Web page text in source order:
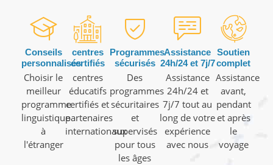
Conseils
personnalisés
Choisir le
meilleur
programme
linguistique
à
l'étranger
centres
certifiés
centres
éducatifs
certifiés et
partenaires
internationaux
Programmes
sécurisés
Des
programmes
sécuritaires
et
supervisés
pour tous
les âges
Assistance
24h/24 et 7j/7
Assistance
24h/24 et
7j/7 tout au
long de votre
expérience
avec nous
Soutien
complet
Assistance
avant,
pendant
et après
le
voyage